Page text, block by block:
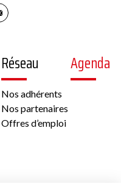
Réseau
Nos adhérents
Nos partenaires
Offres d’emploi
Agenda